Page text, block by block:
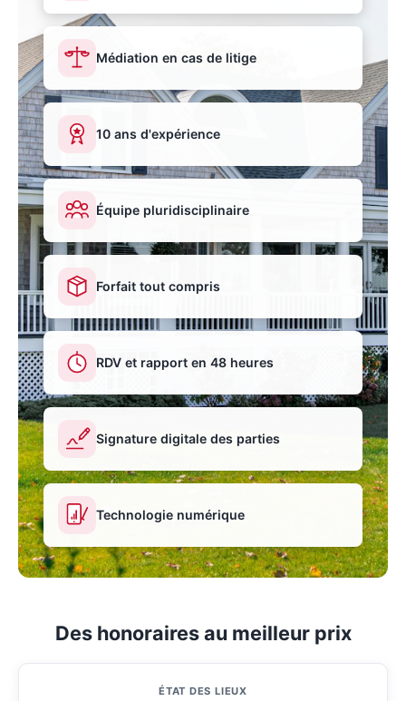
Médiation en cas de litige
10 ans d'expérience
Équipe pluridisciplinaire
Forfait tout compris
RDV et rapport en 48 heures
Signature digitale des parties
Technologie numérique
Des honoraires au meilleur prix
ÉTAT DES LIEUX